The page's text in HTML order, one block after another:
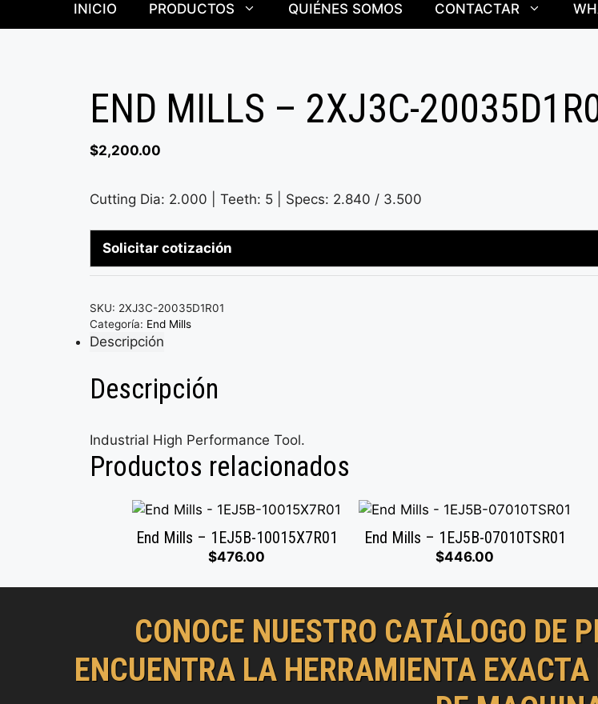
INICIO PRODUCTOS QUIÉNES SOMOS CONTACTAR
END MILLS – 2XJ3C-
$2,200.00
Cutting Dia: 2.000 | Teeth: 5 | Specs: 2.840 / 3.500
Solicitar cotización
SKU: 2XJ3C-20035D1R01
Categoría: End Mills
Descripción
Descripción
Industrial High Performance Tool.
Productos relacionados
End Mills – 1EJ5B-10015X7R01
$476.00
End Mills – 1EJ5B-07010TSR01
$446.00
CONOCE NUESTRO CATÁLOGO DE
ENCUENTRA LA HERRAMIENTA